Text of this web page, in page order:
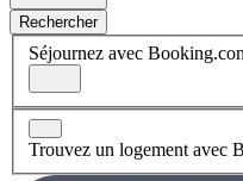
Rechercher
Séjournez avec
Trouvez un logement avec